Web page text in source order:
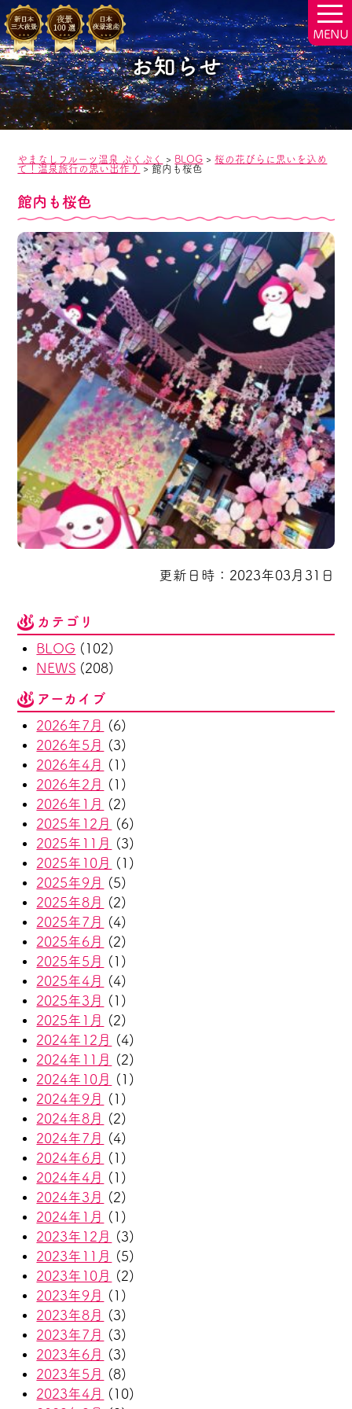
お知らせ
やまなしフルーツ温泉 ぷくぷく > BLOG >桜の花びらに思いを込め
て！温泉旅行の思い出作り
> 館内も桜色
館内も桜色
更新日時：2023年03月31日
カテゴリ
BLOG (102)
NEWS (208)
アーカイブ
2026年7月
(6)
2026年5月
(3)
2026年4月
(1)
2026年2月
(1)
2026年1月
(2)
2025年12月
(6)
2025年11月
(3)
2025年10月
(1)
2025年9月
(5)
2025年8月
(2)
2025年7月
(4)
2025年6月
(2)
2025年5月
(1)
2025年4月
(4)
2025年3月
(1)
2025年1月
(2)
2024年12月
(4)
2024年11月
(2)
2024年10月
(1)
2024年9月
(1)
2024年8月
(2)
2024年7月
(4)
2024年6月
(1)
2024年4月
(1)
2024年3月
(2)
2024年1月
(1)
2023年12月
(3)
2023年11月
(5)
2023年10月
(2)
2023年9月
(1)
2023年8月
(3)
2023年7月
(3)
2023年6月
(3)
2023年5月
(8)
2023年4月
(10)